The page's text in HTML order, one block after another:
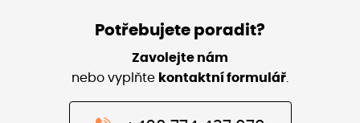
Potřebujete poradit?
Zavolejte nám
nebo vyplňte kontaktní formulář